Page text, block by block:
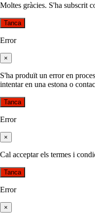
Moltes gràcies. S'ha subscrit
Tanca
Error
×
S'ha produït un error en
intentar en una estona o
Tanca
Error
×
Cal acceptar els termes i
Tanca
Error
×